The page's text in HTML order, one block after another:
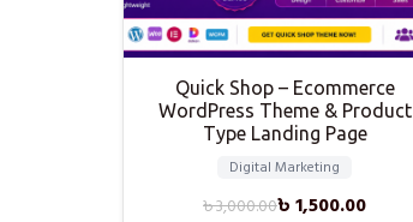
Quick Shop – Ecommerce
WordPress Theme & Product
Type Landing Page
Digital Marketing
৳3,000.00৳1,500.00